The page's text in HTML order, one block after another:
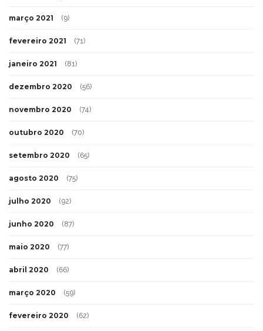
março 2021 (9)
fevereiro 2021 (71)
janeiro 2021 (81)
dezembro 2020 (56)
novembro 2020 (74)
outubro 2020 (70)
setembro 2020 (65)
agosto 2020 (75)
julho 2020 (92)
junho 2020 (87)
maio 2020 (77)
abril 2020 (66)
março 2020 (59)
fevereiro 2020 (62)